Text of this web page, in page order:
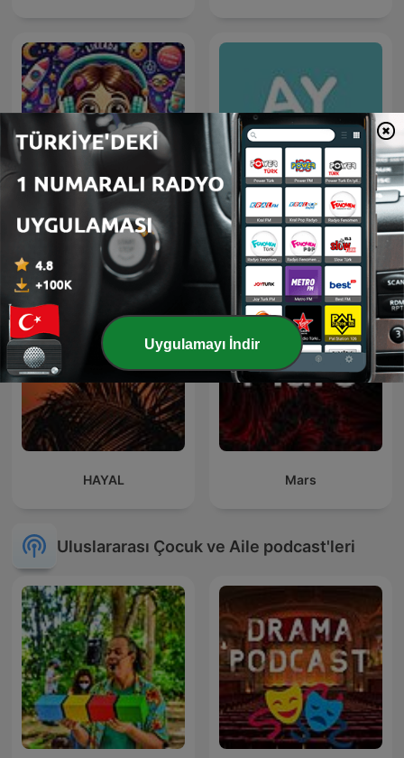
LikeADA Bilim Çocuk
Ayse Oztoprak ile Veli
Sohbetleri
HAYAL Mars
Uluslararası Çocuk ve Aile podcast'leri
Uygulamayı İndir